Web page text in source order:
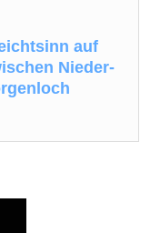
auf
Nieder-